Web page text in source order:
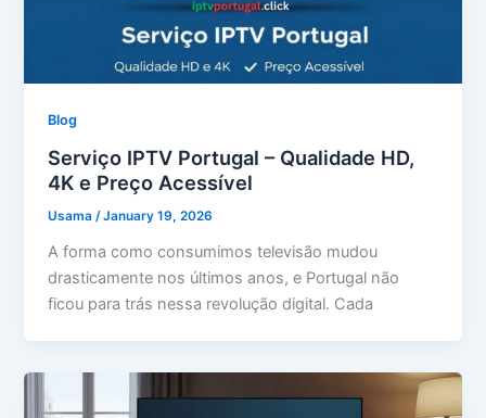
Blog
Serviço IPTV Portugal – Qualidade HD,
4K e Preço Acessível
Usama/January 19, 2026
A forma como consumimos televisão mudou
drasticamente nos últimos anos, e Portugal não
ficou para trás nessa revolução digital. Cada